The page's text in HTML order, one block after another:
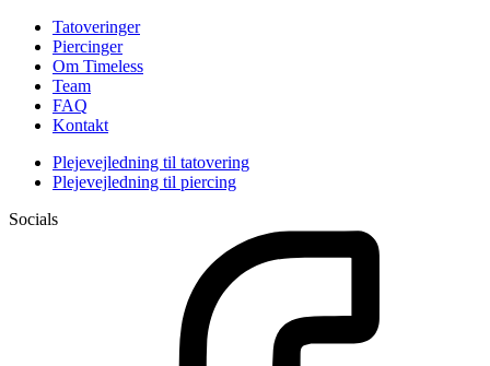
Tatoveringer
Piercinger
Om Timeless
Team
FAQ
Kontakt
Plejevejledning til tatovering
Plejevejledning til piercing
Socials